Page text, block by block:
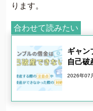
ります。
合わせて読みたい
ギャン
自己破
2026年07